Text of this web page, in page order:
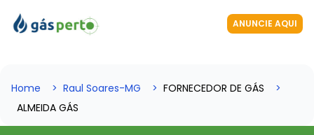
ANUNCIE AQUI
Home Raul Soares-MG
FORNECEDOR DE GÁS
ALMEIDA GÁS